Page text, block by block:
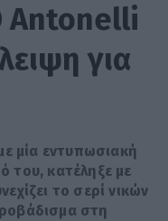
Antonelli
για
μία εντυπωσιακή
του, κατέληξε με
το σερί νικών
στη